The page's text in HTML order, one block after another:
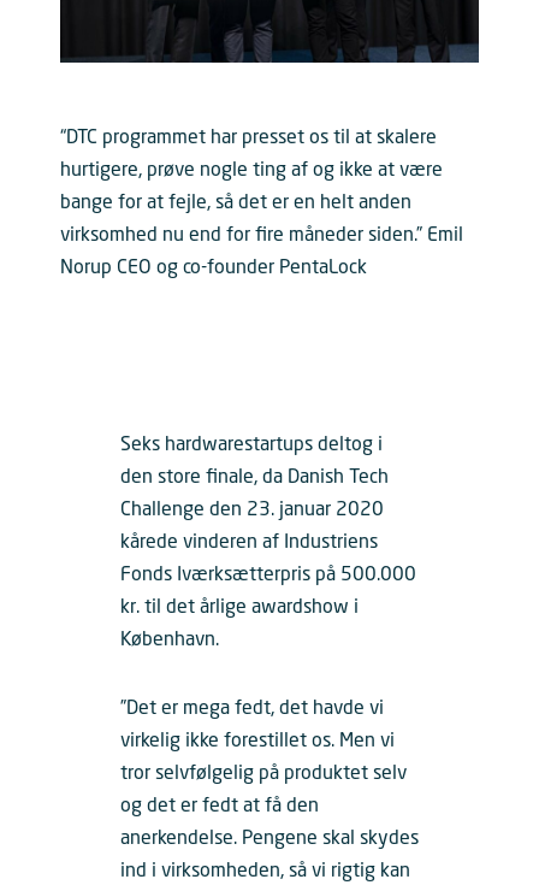
“DTC programmet har presset os til at skalere
hurtigere, prøve nogle ting af og ikke at være
bange for at fejle, så det er en helt anden
virksomhed nu end for fire måneder siden.” Emil
Norup CEO og co-founder PentaLock
Seks hardwarestartups deltog i
den store finale, da Danish Tech
Challenge den 23. januar 2020
kårede vinderen af Industriens
Fonds Iværksætterpris på 500.000
kr. til det årlige awardshow i
København.
”Det er mega fedt, det havde vi
virkelig ikke forestillet os. Men vi
tror selvfølgelig på produktet selv
og det er fedt at få den
anerkendelse. Pengene skal skydes
ind i virksomheden, så vi rigtig kan